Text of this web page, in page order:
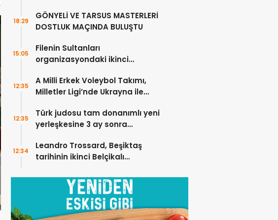
GÖNYELİ VE TARSUS MASTERLERİ
DOSTLUK MAÇINDA BULUŞTU
18:29
Filenin Sultanları
organizasyondaki ikinci
15:05
A Milli Erkek Voleybol Takımı,
Milletler Ligi’nde Ukrayna ile
12:35
Türk judosu tam donanımlı yeni
yerleşkesine 3 ay sonra
12:35
Leandro Trossard, Beşiktaş
tarihinin ikinci Belçikalı
12:34